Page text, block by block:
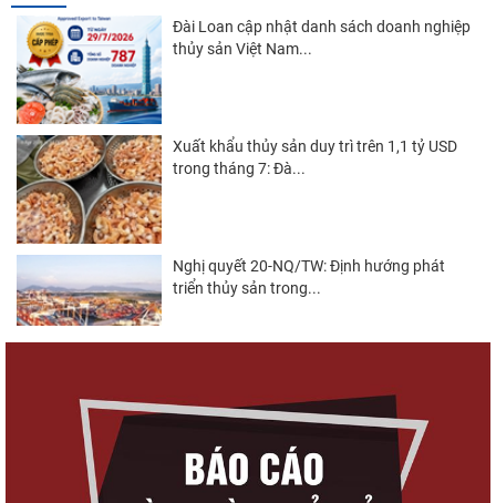
Đài Loan cập nhật danh sách doanh nghiệp
thủy sản Việt Nam...
Xuất khẩu thủy sản duy trì trên 1,1 tỷ USD
trong tháng 7: Đà...
Nghị quyết 20-NQ/TW: Định hướng phát
triển thủy sản trong...
(sửa đổi)